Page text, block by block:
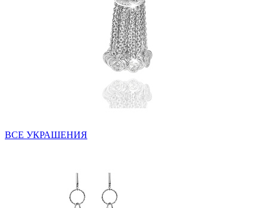
ВСЕ УКРАШЕНИЯ